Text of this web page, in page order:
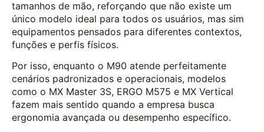
tamanhos de mão, reforçando que não existe um
único modelo ideal para todos os usuários, mas sim
equipamentos pensados para diferentes contextos,
funções e perfis físicos.
Por isso, enquanto o M90 atende perfeitamente
cenários padronizados e operacionais, modelos
como o MX Master 3S, ERGO M575 e MX Vertical
fazem mais sentido quando a empresa busca
ergonomia avançada ou desempenho específico.